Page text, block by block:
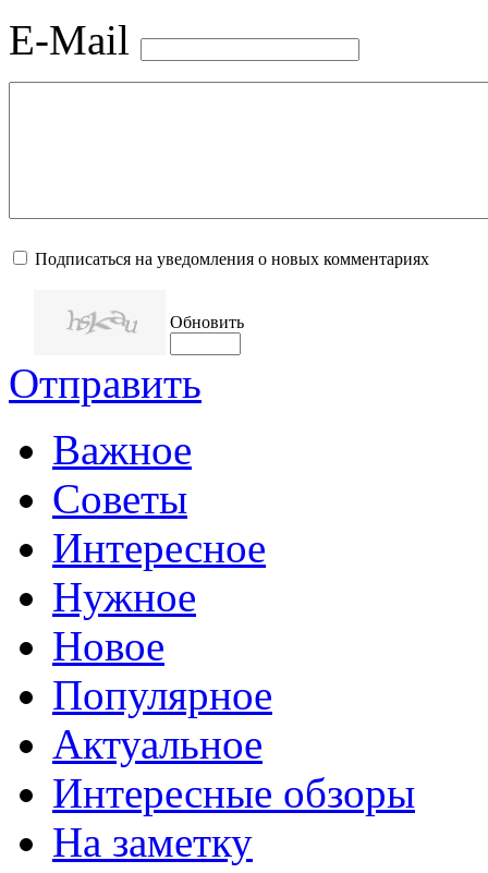
E-Mail
Подписаться на уведомления о новых комментариях
Обновить
Отправить
Важное
Советы
Интересное
Нужное
Новое
Популярное
Актуальное
Интересные обзоры
На заметку